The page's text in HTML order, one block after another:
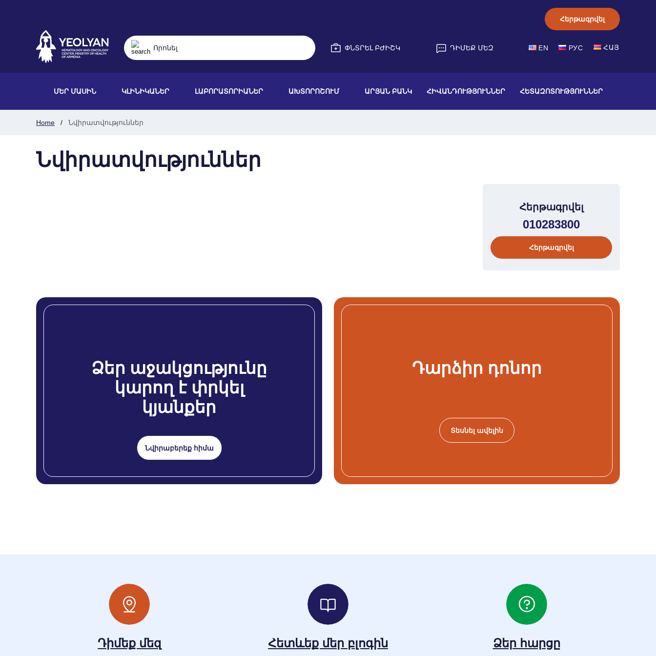
Հերթագրվել
ՓՆՏՐԵԼ ԲԺԻՇԿ ԴԻՄԵՔ ՄԵԶ EN РУС ՀԱՅ
ՄԵՐ ՄԱՍԻՆ ԿԼԻՆԻԿԱՆԵՐ ԼԱԲՈՐԱՏՈՐԻԱՆԵՐ ԱԽՏՈՐՈՇՈՒՄ ԱՐՅԱՆ ԲԱՆԿ ՀԻՎԱՆԴՈՒԹՅՈՒՆՆԵՐ ՀԵՏԱԶՈՏՈՒԹՅՈՒՆՆԵՐ
Home Նվիրատվություններ
Նվիրատվություններ
Հերթագրվել
010283800
Հերթագրվել
Ձեր աջակցությունը
կարող է փրկել
կյանքեր
Նվիրաբերեք հիմա
Դարձիր դոնոր
Տեսնել ավելին
Դիմեք մեզ Հետևեք մեր բլոգին Ձեր հարցը